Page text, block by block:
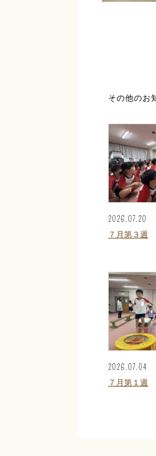
その他のお
2026.07.20
７月第３週
2026.07.04
７月第１週